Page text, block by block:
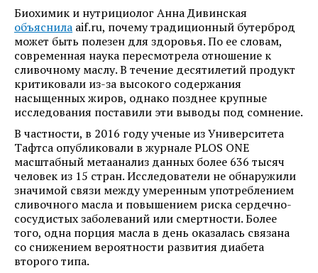
Биохимик и нутрициолог Анна Дивинская
объяснила aif.ru, почему традиционный бутерброд
может быть полезен для здоровья. По ее словам,
современная наука пересмотрела отношение к
сливочному маслу. В течение десятилетий продукт
критиковали из-за высокого содержания
насыщенных жиров, однако позднее крупные
исследования поставили эти выводы под сомнение.
В частности, в 2016 году ученые из Университета
Тафтса опубликовали в журнале PLOS ONE
масштабный метаанализ данных более 636 тысяч
человек из 15 стран. Исследователи не обнаружили
значимой связи между умеренным употреблением
сливочного масла и повышением риска сердечно-
сосудистых заболеваний или смертности. Более
того, одна порция масла в день оказалась связана
со снижением вероятности развития диабета
второго типа.